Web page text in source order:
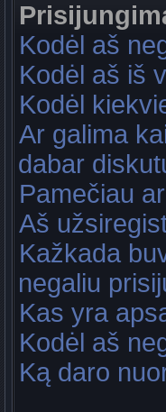
Kodėl aš
Kodėl aš iš
Kodėl
Ar galima
dabar
Pamečiau
Aš
Kažkada
negaliu
Kas yra
Kodėl aš
Ką daro